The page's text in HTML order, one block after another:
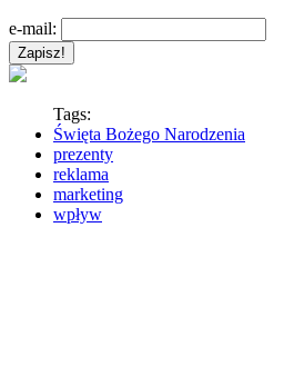
e-mail:
Tags:
Święta Bożego Narodzenia
prezenty
reklama
marketing
wpływ